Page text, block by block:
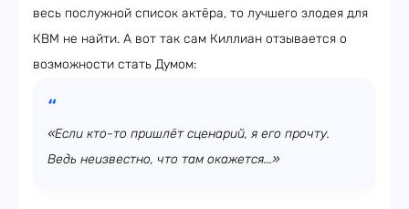
весь послужной список актёра, то лучшего злодея для
КВМ не найти. А вот так сам Киллиан отзывается о
возможности стать Думом:
«Если кто-то пришлёт сценарий, я его прочту.
Ведь неизвестно, что там окажется...»